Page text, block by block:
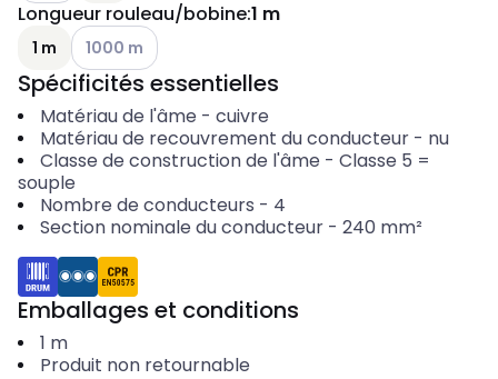
Longueur rouleau/bobine:1 m
1 m Autres variantes (combinaison actuelle impossible)
1000 m
Spécificités essentielles
Matériau de l'âme - cuivre
Matériau de recouvrement du conducteur- nu
Classe de construction de l'âme - Classe 5 =
souple
Nombre de conducteurs - 4
Section nominale du conducteur- 240 mm²
Emballages et conditions
1 m
Produit non retournable